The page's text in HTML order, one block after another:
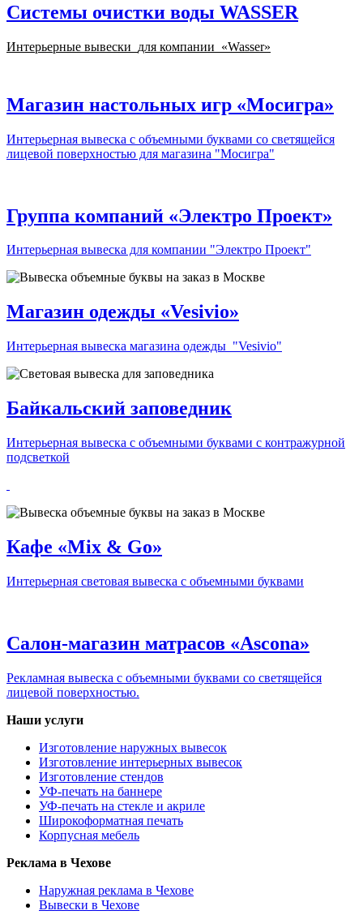
Системы очистки воды WASSER
Интерьерные вывески для компании «Wasser»
Магазин настольных игр «Мосигра»
Интерьерная вывеска с объемными буквами со светящейся
лицевой поверхностью для магазина "Мосигра"
Группа компаний «Электро Проект»
Интерьерная вывеска для компании "Электро Проект"
Магазин одежды «Vesivio»
Интерьерная вывеска магазина одежды "Vesivio"
Байкальский заповедник
Интерьерная вывеска с объемными буквами с контражурной
подсветкой
Кафе «Mix & Go»
Интерьерная световая вывеска с объемными буквами
Салон-магазин матрасов «Ascona»
Рекламная вывеска с объемными буквами со светящейся
лицевой поверхностью.
Наши услуги
Изготовление наружных вывесок
Изготовление интерьерных вывесок
Изготовление стендов
УФ-печать на баннере
УФ-печать на стекле и акриле
Широкоформатная печать
Корпусная мебель
Реклама в Чехове
Наружная реклама в Чехове
Вывески в Чехове